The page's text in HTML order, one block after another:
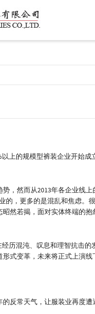
价格介于
上的规模型裤装企业开始
，然而从2013年各企业线
的，更多的是混乱和焦虑。
然若揭，面对实体终端的
历混沌、叹息和理智抗击
式变革，未来将正式上演线
反常天气，让服装业再度遭